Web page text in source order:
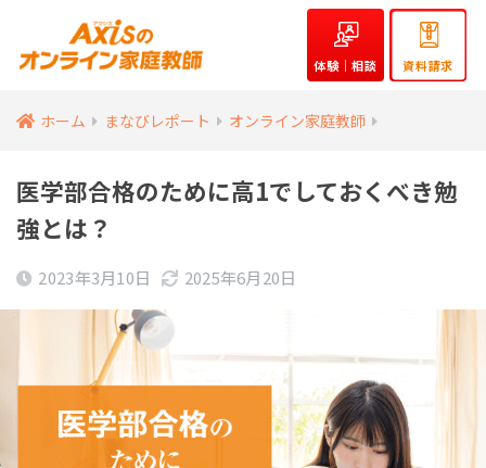
体験｜相談 資料請求
ホーム まなびレポート オンライン家庭教師
医学部合格のために高1でしておくべき勉
強とは？
2023年3月10日 2025年6月20日